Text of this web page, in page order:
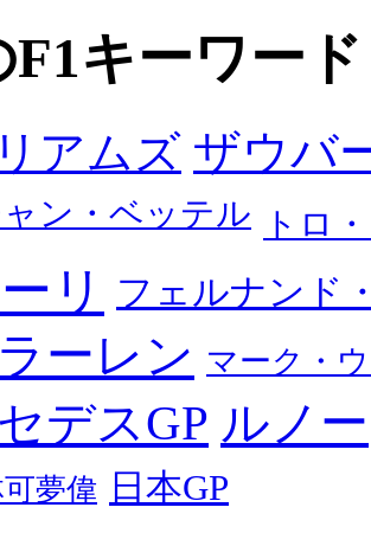
F1キーワード
アムズ ザウバ
ン・ベッテル トロ
リ フェルナンド
ーレン マーク・
デスGP ルノー
夢偉 日本GP